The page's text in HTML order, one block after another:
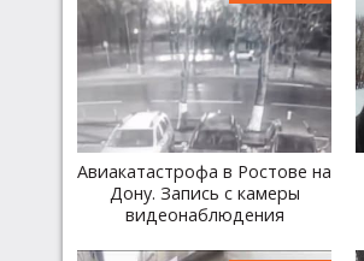
Авиакатастрофа в Ростове на
Дону. Запись с камеры
видеонаблюдения